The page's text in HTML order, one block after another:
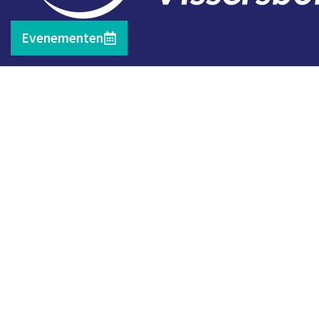
Evenementen